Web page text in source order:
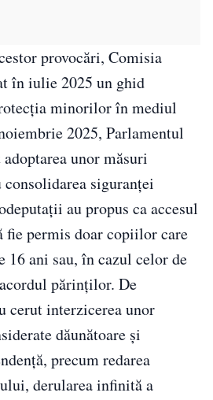
provocări, Comisia
în iulie 2025 un ghid
minorilor în mediul
2025, Parlamentul
unor măsuri
siguranței
au propus ca accesul
fie permis doar copiilor care
16 ani sau, în cazul celor de
părinților. De
cerut interzicerea unor
dăunătoare și
precum redarea
derularea infinită a